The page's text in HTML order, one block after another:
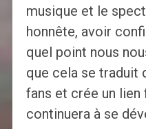
musique et le
honnête, avoir
quel point nous
que cela se traduit
fans et crée un lien
continuera à se